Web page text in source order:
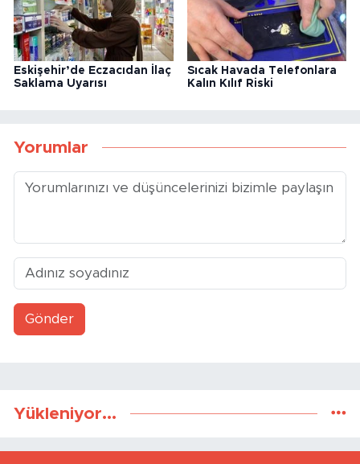
Eskişehir’de Eczacıdan İlaç
Saklama Uyarısı
Sıcak Havada Telefonlara
Kalın Kılıf Riski
Yorumlar
Gönder
Yükleniyor...